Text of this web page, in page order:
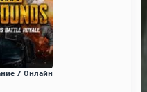
/ Онлайн